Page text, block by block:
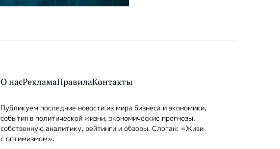
О насРекламаПравилаКонтакты
Публикуем последние новости из мира бизнеса и экономики,
события в политической жизни, экономические прогнозы,
собственную аналитику, рейтинги и обзоры. Слоган: «Живи
с оптимизмом».